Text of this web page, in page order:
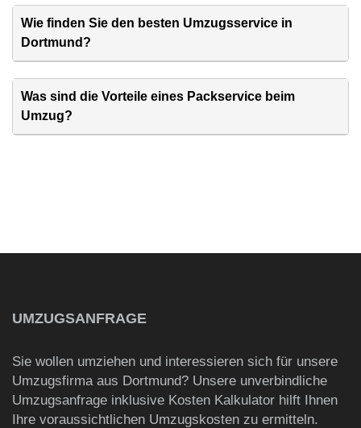
Wie finden Sie den besten Umzugsservice in
Dortmund?
Was sind die Vorteile eines Packservice beim
Umzug?
UMZUGSANFRAGE
Sie wollen umziehen und interessieren sich für unsere
Umzugsfirma aus Dortmund? Unsere unverbindliche
Umzugsanfrage inklusive Kosten Kalkulator hilft Ihnen
Ihre voraussichtlichen Umzugskosten zu ermitteln.